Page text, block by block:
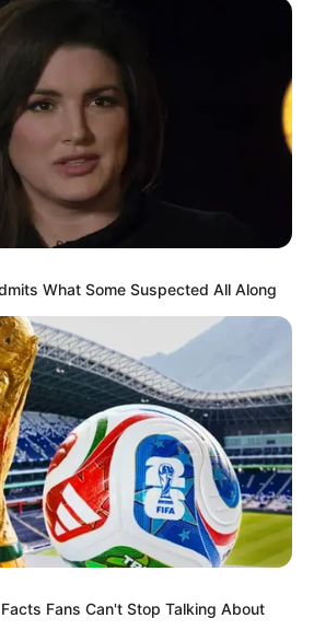
What Some Suspected All Along
Fans Can't Stop Talking About